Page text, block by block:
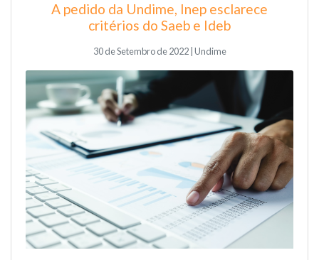
A pedido da Undime, Inep esclarece
critérios do Saeb e Ideb
30 de Setembro de 2022 | Undime